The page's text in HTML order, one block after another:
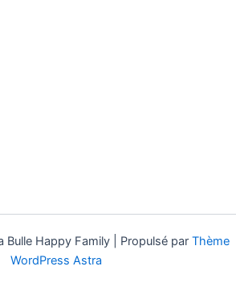
Happy Family | Propulsé par Thème
WordPress Astra